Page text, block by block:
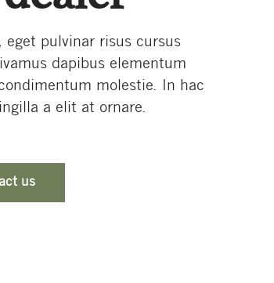
pulvinar risus cursus
dapibus elementum
molestie. In hac
a elit at ornare.
us